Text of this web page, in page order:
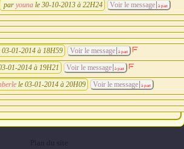
par youna le 30-10-2013 à 22H24 Voir le message à part
03-01-2014 à 18H59 Voir le message à part
01-2014 à 19H21 Voir le message à part
le 03-01-2014 à 20H09 Voir le message à part
Plan du site